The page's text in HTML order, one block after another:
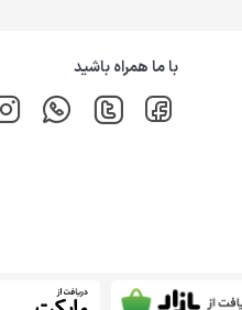
با ما همراه باشید